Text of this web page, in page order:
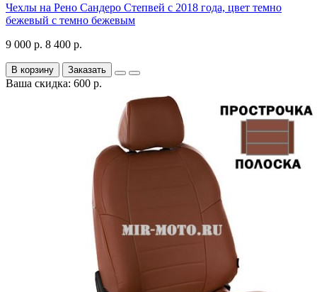
Чехлы на Рено Сандеро Степвей с 2018 года, цвет темно
бежевый с темно бежевым
9 000 р. 8 400 р.
В корзину Заказать
Ваша скидка: 600 р.